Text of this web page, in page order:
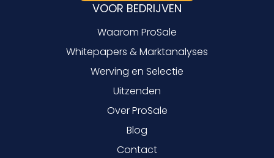
VOOR BEDRIJVEN
Waarom ProSale
Whitepapers & Marktanalyses
Werving en Selectie
Uitzenden
Over ProSale
Blog
Contact